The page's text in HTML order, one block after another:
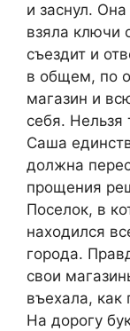
и заснул.
взяла ключи
съездит и
в общем, по
магазин и
себя. Нельзя
Саша
должна
прощения
Поселок, в
находился
города.
свои
въехала, как
На дорогу